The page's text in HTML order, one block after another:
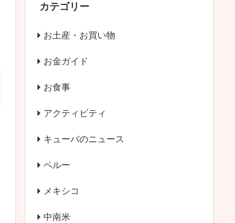
カテゴリー
お土産・お買い物
お金ガイド
お食事
アクティビティ
キューバのニュース
ペルー
メキシコ
中南米